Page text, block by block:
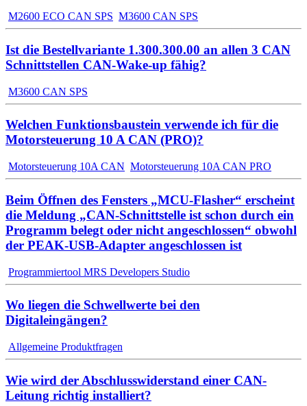
M2600 ECO CAN SPS M3600 CAN SPS
Ist die Bestellvariante 1.300.300.00 an allen 3 CAN
Schnittstellen CAN-Wake-up fähig?
M3600 CAN SPS
Welchen Funktionsbaustein verwende ich für die
Motorsteuerung 10 A CAN (PRO)?
Motorsteuerung 10A CAN Motorsteuerung 10A CAN PRO
Beim Öffnen des Fensters „MCU-Flasher“ erscheint
die Meldung „CAN-Schnittstelle ist schon durch ein
Programm belegt oder nicht angeschlossen“ obwohl
der PEAK-USB-Adapter angeschlossen ist
Programmiertool MRS Developers Studio
Wo liegen die Schwellwerte bei den
Digitaleingängen?
Allgemeine Produktfragen
Wie wird der Abschlusswiderstand einer CAN-
Leitung richtig installiert?